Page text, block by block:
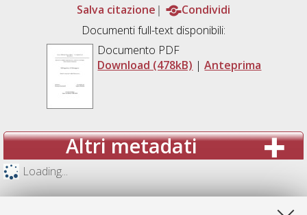
Salva citazione
Condividi
Documenti full-text disponibili:
Documento PDF
Download (478kB) |Anteprima
Altri metadati
Loading...